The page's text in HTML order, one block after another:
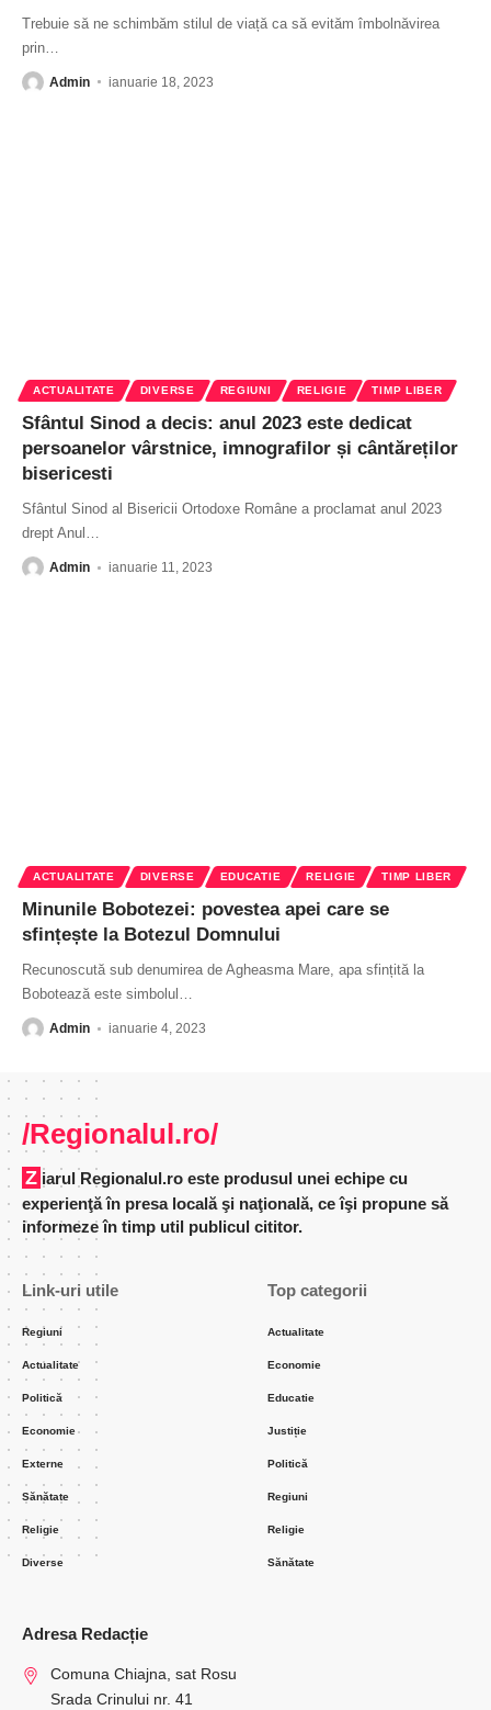
Trebuie să ne schimbăm stilul de viață ca să evităm îmbolnăvirea
prin
Admin ianuarie 18, 2023
ACTUALITATE DIVERSE REGIUNI RELIGIE TIMP LIBER
Sfântul Sinod a decis: anul 2023 este dedicat
persoanelor vârstnice, imnografilor și cântăreților
bisericesti
Sfântul Sinod al Bisericii Ortodoxe Române a proclamat anul 2023
drept Anul …
Admin ianuarie 11, 2023
ACTUALITATE DIVERSE EDUCATIE RELIGIE TIMP LIBER
Minunile Bobotezei: povestea apei care se
sfințește la Botezul Domnului
Recunoscută sub denumirea de Agheasma Mare, apa sfințită la
Bobotează este simbolul …
Admin ianuarie 4, 2023
/Regionalul.ro/
Ziarul Regionalul.ro este produsul unei echipe cu
experienţă în presa locală şi naţională, ce îşi propune să
informeze în timp util publicul cititor.
Link-uri utile
Regiuni
Actualitate
Politică
Economie
Externe
Sănătate
Religie
Diverse
Top categorii
Actualitate
Economie
Educatie
Justiție
Politică
Regiuni
Religie
Sănătate
Adresa Redacție
Comuna Chiajna, sat Rosu
Srada Crinului nr. 41